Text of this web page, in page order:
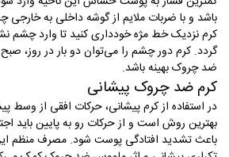
باشد و با ضربات ملایم از گوشه داخلی به
کرم نزدیک خط مژه خودداری کنید تا وارد چشم
گردد. کرم دور چشم را می‌توان دو بار در روز،
ضد چروک بهینه باشد.
کرم ضد چروک پیشانی
در استفاده از کرم پیشانی، حرکات افقی از وسط
بهترین روش است و از حرکات رو به پایین باید
باعث تشدید افتادگی پوست شود. مصرف منظم